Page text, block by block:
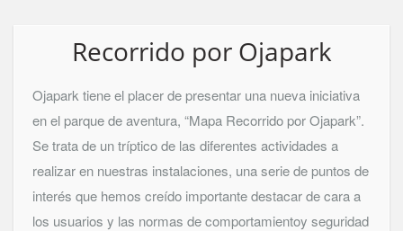
Recorrido por Ojapark
Ojapark tiene el placer de presentar una nueva iniciativa
en el parque de aventura, “Mapa Recorrido por Ojapark”.
Se trata de un tríptico de las diferentes actividades a
realizar en nuestras instalaciones, una serie de puntos de
interés que hemos creído importante destacar de cara a
los usuarios y las normas de comportamientoy seguridad